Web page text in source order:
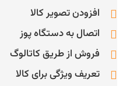
افزودن تصویر کالا
اتصال به دستگاه پوز
فروش از طریق کاتالوگ
تعریف ویژگی برای کالا